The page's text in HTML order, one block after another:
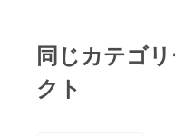
同じカテゴ
クト